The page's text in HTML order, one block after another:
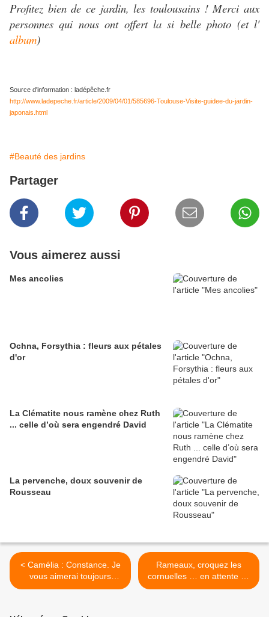
Profitez bien de ce jardin, les toulousains ! Merci aux
personnes qui nous ont offert la si belle photo (et l'
album)
Source d'information : ladépêche.fr
http://www.ladepeche.fr/article/2009/04/01/585696-Toulouse-Visite-guidee-du-jardin-
japonais.html
#Beauté des jardins
Partager
Vous aimerez aussi
Mes ancolies
Ochna, Forsythia : fleurs aux pétales
d'or
La Clématite nous ramène chez Ruth
... celle d’où sera engendré David
La pervenche, doux souvenir de
Rousseau
< Camélia : Constance. Je
vous aimerai toujours
(langage des fleurs)
Rameaux, croquez les
cornuelles … en attente de
Pâques >